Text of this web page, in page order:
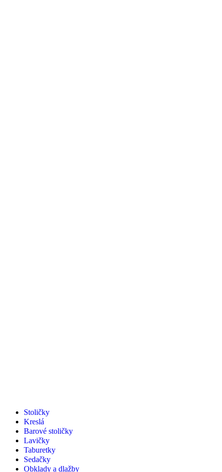
Stoličky
Kreslá
Barové stoličky
Lavičky
Taburetky
Sedačky
Obklady a dlažby